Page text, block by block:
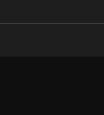
cât să nu se sfărâme când muști